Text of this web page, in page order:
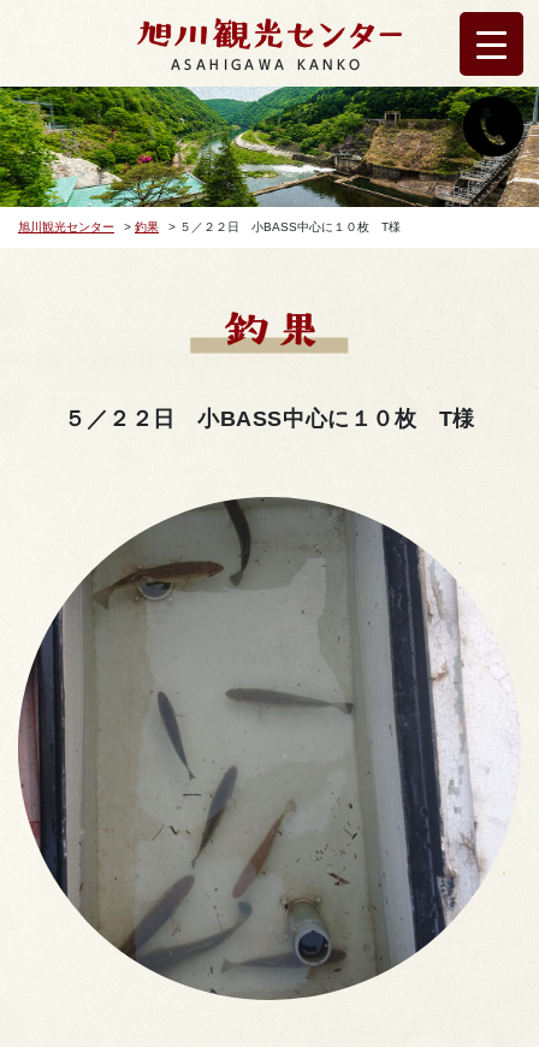
ASAHIGAWA KANKO
旭川観光センター > 釣果 > ５／２２日 小BASS中心に１０枚 T様
５／２２日 小BASS中心に１０枚 T様